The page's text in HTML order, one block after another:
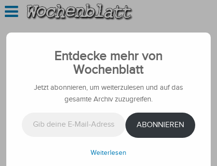
Entdecke mehr von
Wochenblatt
Jetzt abonnieren, um weiterzulesen und auf das
gesamte Archiv zuzugreifen.
ABONNIEREN
Weiterlesen